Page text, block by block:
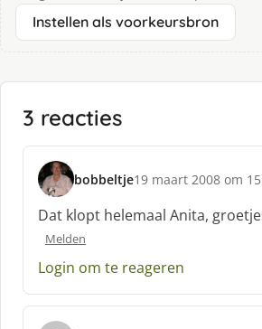
Instellen als voorkeursbron
3 reacties
bobbeltje
s
c
h
e
f
19 maart 2008 om
Dat klopt helemaal Anita,
Melden
Login om te reageren